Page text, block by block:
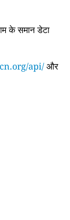
के समान डेटा
api/ और